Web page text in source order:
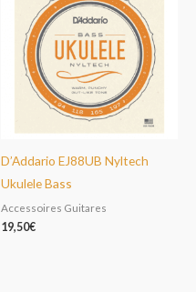
D’Addario EJ88UB Nyltech
Ukulele Bass
Accessoires Guitares
19,50€